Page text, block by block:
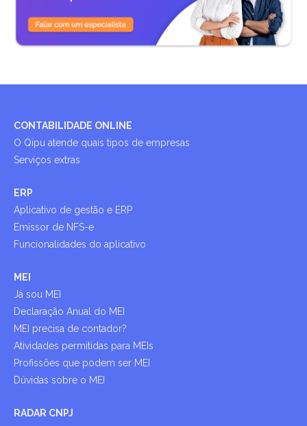
CONTABILIDADE ONLINE
O Qipu atende quais tipos de empresas
Serviços extras
ERP
Aplicativo de gestão e ERP
Emissor de NFS-e
Funcionalidades do aplicativo
MEI
Já sou MEI
Declaração Anual do MEI
MEI precisa de contador?
Atividades permitidas para MEIs
Profissões que podem ser MEI
Dúvidas sobre o MEI
RADAR CNPJ